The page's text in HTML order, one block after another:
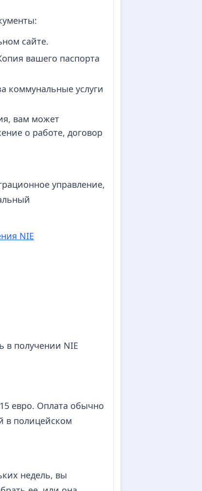
сайте.
вашего паспорта
коммунальные услуги
вам может
о работе, договор
управление,
NIE
получении NIE
евро. Оплата обычно
в полицейском
недель, вы